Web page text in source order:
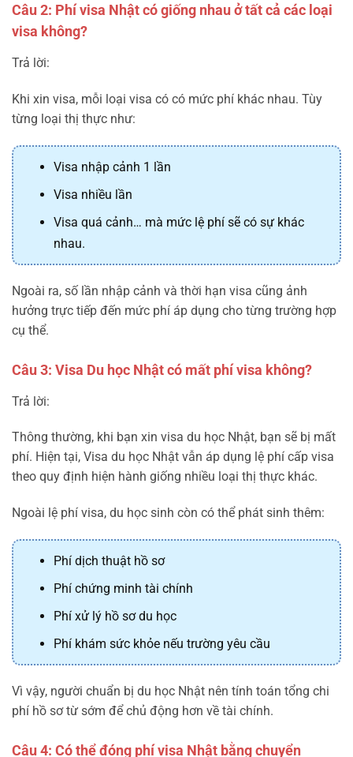
Câu 2: Phí visa Nhật có giống nhau ở tất cả các loại
visa không?
Trả lời:
Khi xin visa, mỗi loại visa có có mức phí khác nhau. Tùy
từng loại thị thực như:
Visa nhập cảnh 1 lần
Visa nhiều lần
Visa quá cảnh… mà mức lệ phí sẽ có sự khác
nhau.
Ngoài ra, số lần nhập cảnh và thời hạn visa cũng ảnh
hưởng trực tiếp đến mức phí áp dụng cho từng trường hợp
cụ thể.
Câu 3: Visa Du học Nhật có mất phí visa không?
Trả lời:
Thông thường, khi bạn xin visa du học Nhật, bạn sẽ bị mất
phí. Hiện tại, Visa du học Nhật vẫn áp dụng lệ phí cấp visa
theo quy định hiện hành giống nhiều loại thị thực khác.
Ngoài lệ phí visa, du học sinh còn có thể phát sinh thêm:
Phí dịch thuật hồ sơ
Phí chứng minh tài chính
Phí xử lý hồ sơ du học
Phí khám sức khỏe nếu trường yêu cầu
Vì vậy, người chuẩn bị du học Nhật nên tính toán tổng chi
phí hồ sơ từ sớm để chủ động hơn về tài chính.
Câu 4: Có thể đóng phí visa Nhật bằng chuyển